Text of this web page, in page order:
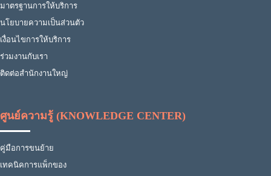
มาตรฐานการให้บริการ
นโยบายความเป็นส่วนตัว
เงื่อนไขการให้บริการ
ร่วมงานกับเรา
ติดต่อสำนักงานใหญ่
ศูนย์ความรู้ (KNOWLEDGE CENTER)
คู่มือการขนย้าย
เทคนิคการแพ็กของ